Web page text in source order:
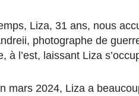
Liza, 31 ans, nous
photographe de
l’est, laissant Liza
mars 2024, Liza a